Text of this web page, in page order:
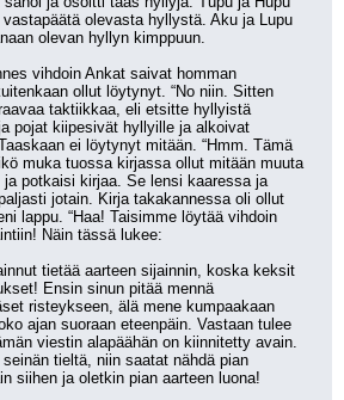
olevasta hyllystä. Aku ja Lupu
olevan hyllyn kimppuun.
vihdoin Ankat saivat homman
ollut löytynyt. “No niin. Sitten
taktiikkaa, eli etsitte hyllyistä
pojat kiipesivät hyllyille ja alkoivat
ei löytynyt mitään. “Hmm. Tämä
muka tuossa kirjassa ollut mitään muuta
ja potkaisi kirjaa. Se lensi kaaressa ja
jotain. Kirja takakannessa oli ollut
lappu. “Haa! Taisimme löytää vihdoin
Näin tässä lukee:
tietää aarteen sijainnin, koska keksit
Ensin sinun pitää mennä
risteykseen, älä mene kumpaakaan
ajan suoraan eteenpäin. Vastaan tulee
viestin alapäähän on kiinnitetty avain.
tieltä, niin saatat nähdä pian
siihen ja oletkin pian aarteen luona!